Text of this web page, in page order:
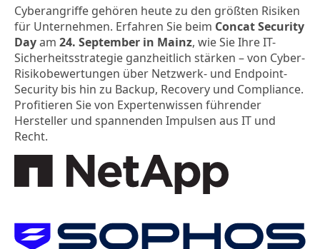
Cyberangriffe gehören heute zu den größten Risiken
für Unternehmen. Erfahren Sie beim Concat Security
Dayam 24. September in Mainz, wie Sie Ihre IT-
Sicherheitsstrategie ganzheitlich stärken – von Cyber-
Risikobewertungen über Netzwerk- und Endpoint-
Security bis hin zu Backup, Recovery und Compliance.
Profitieren Sie von Expertenwissen führender
Hersteller und spannenden Impulsen aus IT und
Recht.